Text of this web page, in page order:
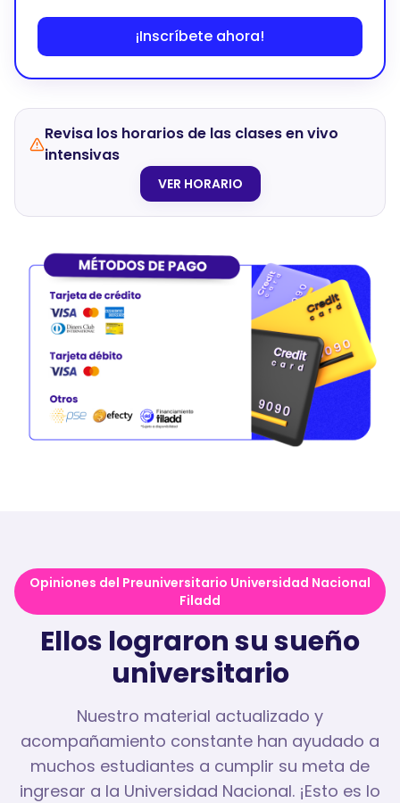
¡Inscríbete ahora!
Revisa los horarios de las clases en vivo
intensivas
VER HORARIO
Opiniones del Preuniversitario Universidad Nacional
Filadd
Ellos lograron su sueño
universitario
Nuestro material actualizado y
acompañamiento constante han ayudado a
muchos estudiantes a cumplir su meta de
ingresar a la Universidad Nacional. ¡Esto es lo